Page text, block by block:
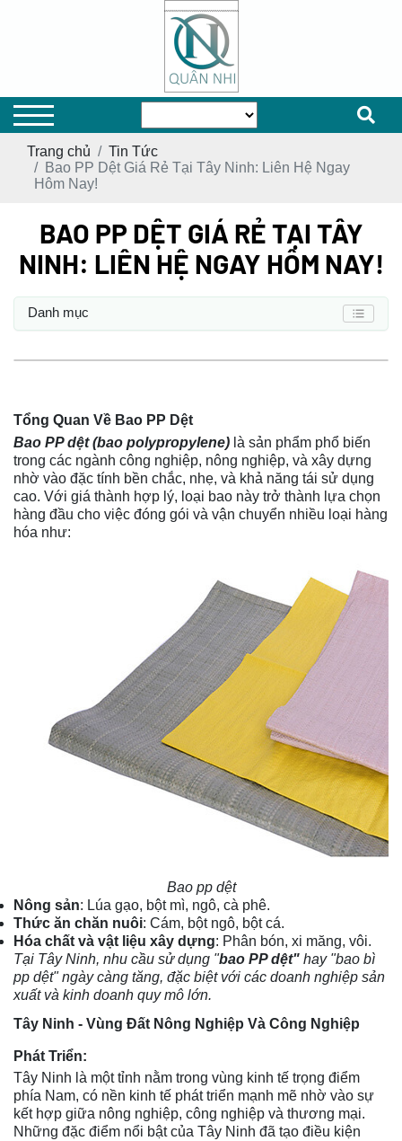
Trang chủ
Tin Tức
Bao PP Dệt Giá Rẻ Tại Tây Ninh: Liên Hệ Ngay
Hôm Nay!
BAO PP DỆT GIÁ RẺ TẠI TÂY
NINH: LIÊN HỆ NGAY HÔM NAY!
Danh mục
Tổng Quan Về Bao PP Dệt
Bao PP dệt(bao polypropylene) là sản phẩm phổ biến
trong các ngành công nghiệp, nông nghiệp, và xây dựng
nhờ vào đặc tính bền chắc, nhẹ, và khả năng tái sử dụng
cao. Với giá thành hợp lý, loại bao này trở thành lựa chọn
hàng đầu cho việc đóng gói và vận chuyển nhiều loại hàng
hóa như:
Bao pp dệt
Nông sản: Lúa gạo, bột mì, ngô, cà phê.
Thức ăn chăn nuôi: Cám, bột ngô, bột cá.
Hóa chất và vật liệu xây dựng: Phân bón, xi măng, vôi.
Tại Tây Ninh, nhu cầu sử dụng "bao PP dệt" hay "bao bì
pp dệt" ngày càng tăng, đặc biệt với các doanh nghiệp sản
xuất và kinh doanh quy mô lớn.
Tây Ninh - Vùng Đất Nông Nghiệp Và Công Nghiệp
Phát Triển:
Tây Ninh là một tỉnh nằm trong vùng kinh tế trọng điểm
phía Nam, có nền kinh tế phát triển mạnh mẽ nhờ vào sự
kết hợp giữa nông nghiệp, công nghiệp và thương mại.
Những đặc điểm nổi bật của Tây Ninh đã tạo điều kiện